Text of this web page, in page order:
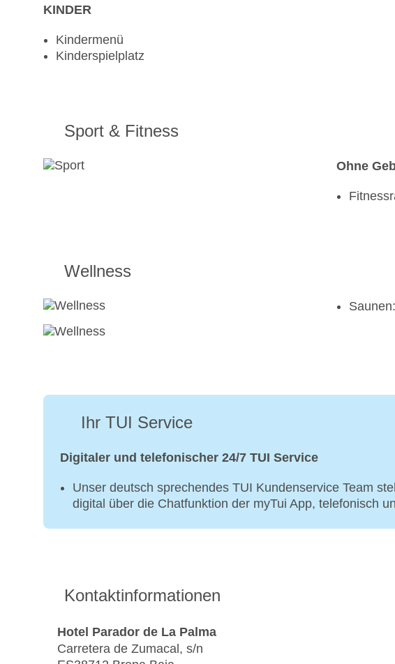
KINDER
Kindermenü
Kinderspielplatz
Sport & Fitness
Ohne
Wellness
Ihr TUI Service
Digitaler und telefonischer 24/7 TUI Service
Unser deutsch sprechendes TUI Kundenservice Team
digital über die Chatfunktion der myTui App, telefonisch
Kontaktinformationen
Hotel Parador de La Palma
Carretera de Zumacal, s/n